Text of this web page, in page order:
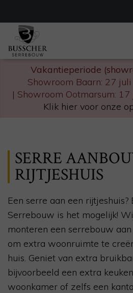
Vakantieperiode
Showroom Baarn: 27
| Showroom Ootmarsum:
Klik hier voor onze
SERRE
RIJTJESHUIS
Een serre aan een rijtjeshuis?
Serrebouw is het mogelijk!
monteren een serrebouw
om extra woonruimte te
huis. Geniet van extra
bijvoorbeeld een extra
woonkamer of zelfs een